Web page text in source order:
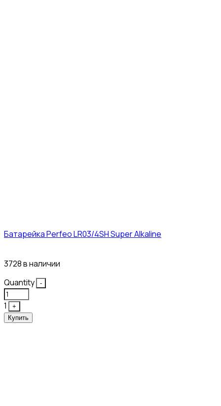
Батарейка Perfeo LR03/4SH Super Alkaline
3728 в наличии
Quantity
-
1
+
Купить